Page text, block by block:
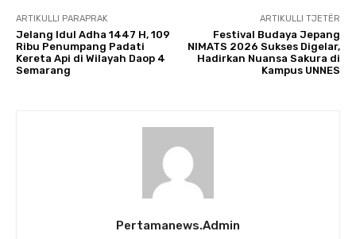
ARTIKULLI PARAPRAK
Jelang Idul Adha 1447 H, 109
Ribu Penumpang Padati
Kereta Api di Wilayah Daop 4
Semarang
ARTIKULLI TJETËR
Festival Budaya Jepang
NIMATS 2026 Sukses Digelar,
Hadirkan Nuansa Sakura di
Kampus UNNES
Pertamanews.admin